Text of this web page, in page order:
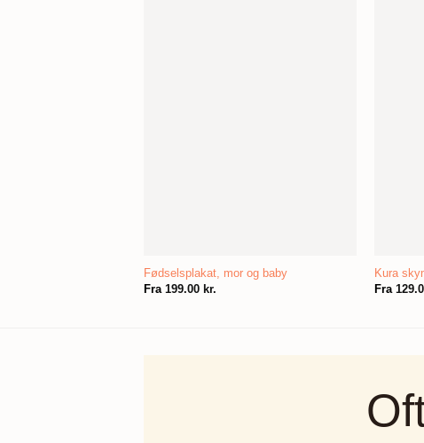
Fødselsplakat, mor og baby
Fra 199.00 kr.
Kura
Fra